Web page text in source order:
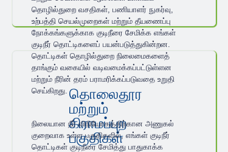
தொலைதூர
மற்றும்
கிராமப்புற
பகுதிகள்
தொழில்துறை வசதிகள், பணியாளர் நுகர்வு,
உற்பத்தி செயல்முறைகள் மற்றும் தீயணைப்பு
நோக்கங்களுக்காக குடிநீரை சேமிக்க எங்கள்
குடிநீர் தொட்டிகளைப் பயன்படுத்துகின்றன.
தொட்டிகள் தொழில்துறை நிலைமைகளைத்
தாங்கும் வகையில் வடிவமைக்கப்பட்டுள்ளன
மற்றும் நீரின் தரம் பராமரிக்கப்படுவதை உறுதி
செய்கிறது.
நிலையான நீர் விநியோகத்திற்கான அணுகல்
குறைவாக உள்ள பகுதிகளில், எங்கள் குடிநீர்
தொட்டிகள் குடிநீரை சேமித்து பாதுகாக்க